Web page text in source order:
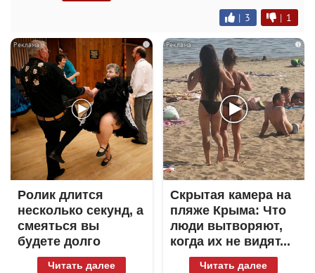
| 3 | 1
i
Ролик длится
несколько секунд, а
смеяться вы
будете долго
Читать далее
i
Скрытая камера на
пляже Крыма: Что
люди вытворяют,
когда их не видят...
Читать далее